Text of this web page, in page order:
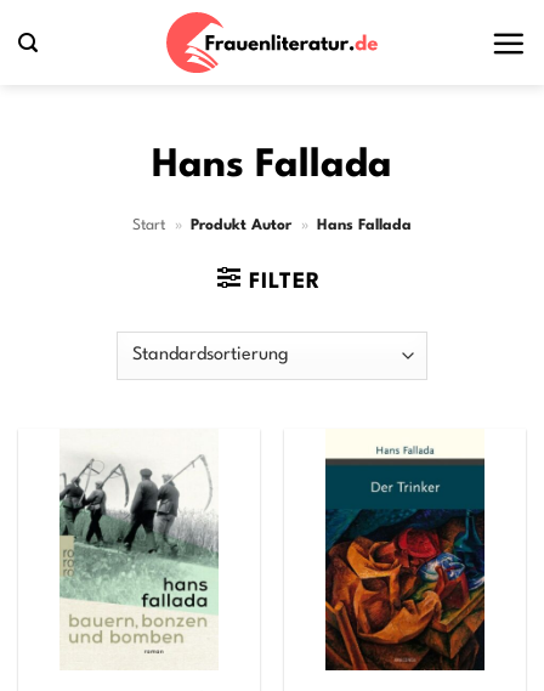
Inhalt
Hans Fallada
Start » Produkt Autor » Hans Fallada
FILTER